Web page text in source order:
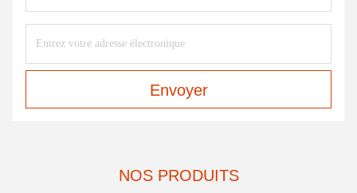
Envoyer
NOS PRODUITS